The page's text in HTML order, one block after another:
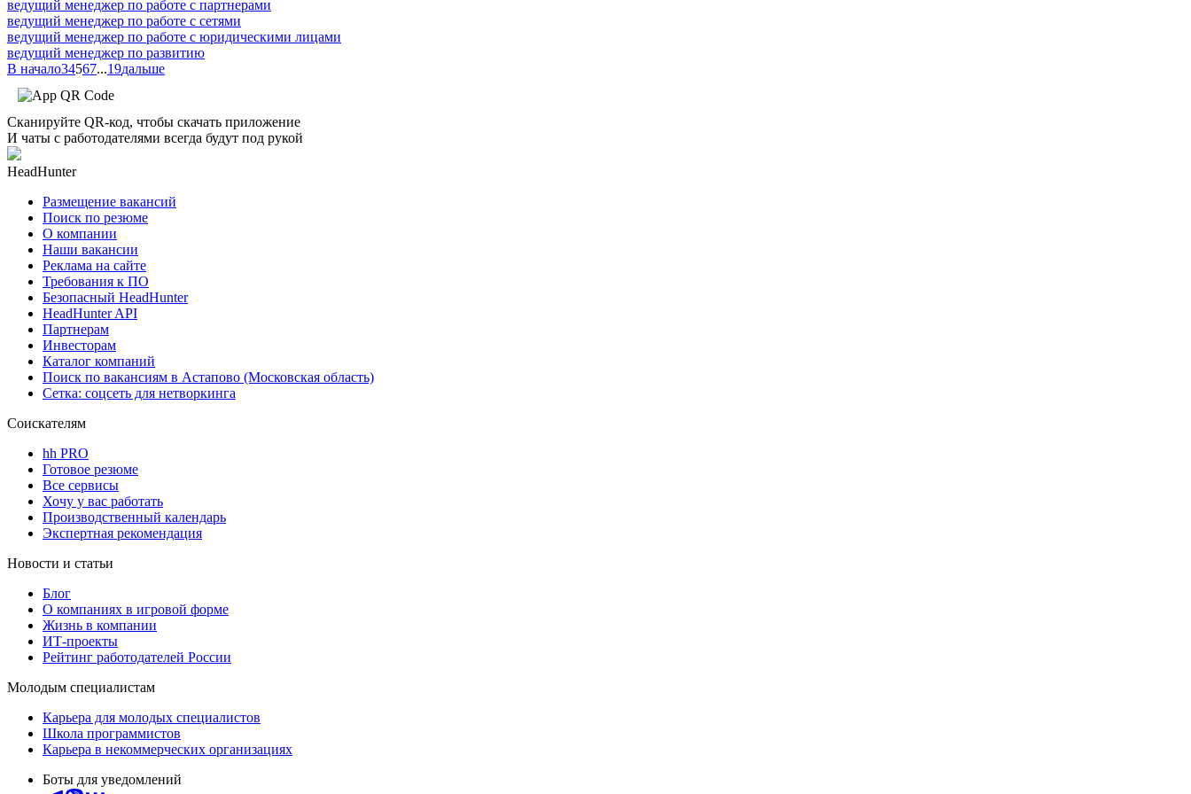
ведущий менеджер по работе с партнерами
ведущий менеджер по работе с сетями
ведущий менеджер по работе с юридическими лицами
ведущий менеджер по развитию
В начало34567...19дальше
Сканируйте QR-код, чтобы скачать приложение
И чаты с работодателями всегда будут под рукой
HeadHunter
Размещение вакансий
Поиск по резюме
О компании
Наши вакансии
Реклама на сайте
Требования к ПО
Безопасный HeadHunter
HeadHunter API
Партнерам
Инвесторам
Каталог компаний
Поиск по вакансиям в Астапово (Московская область)
Сетка: соцсеть для нетворкинга
Соискателям
hh PRO
Готовое резюме
Все сервисы
Хочу у вас работать
Производственный календарь
Экспертная рекомендация
Новости и статьи
Блог
О компаниях в игровой форме
Жизнь в компании
ИТ-проекты
Рейтинг работодателей России
Молодым специалистам
Карьера для молодых специалистов
Школа программистов
Карьера в некоммерческих организациях
Боты для уведомлений